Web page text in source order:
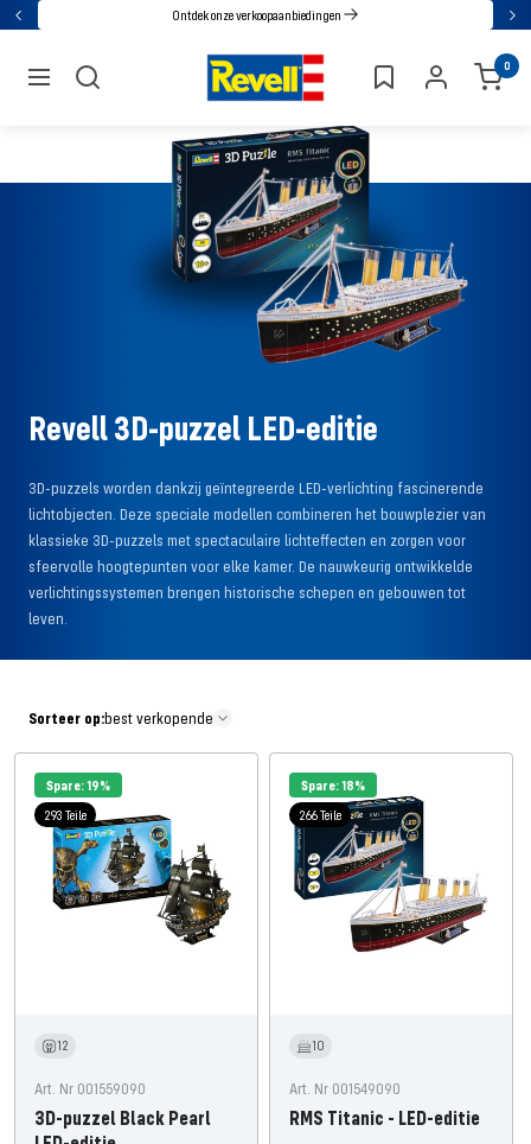
GaTerug Ontdek onze verkoopaanbiedingen
navigatie
Revell 0
Revell 3D-puzzel LED-editie
3D-puzzels worden dankzij geïntegreerde LED-verlichting fascinerende
lichtobjecten. Deze speciale modellen combineren het bouwplezier van
klassieke 3D-puzzels met spectaculaire lichteffecten en zorgen voor
sfeervolle hoogtepunten voor elke kamer. De nauwkeurig ontwikkelde
verlichtingssystemen brengen historische schepen en gebouwen tot
leven.
Sorteer op:best verkopende
Spare: 19%
293 Teile
12
Art. Nr 001559090
3D-puzzel Black Pearl
Spare: 18%
266 Teile
10
Art. Nr 001549090
RMS Titanic - LED-editie